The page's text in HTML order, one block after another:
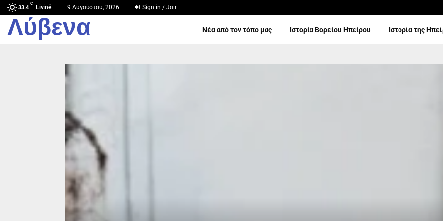
33.4
C
Livinë 9 Αυγούστου, 2026 Sign in / Join
Λύβενα Νέα από τον τόπο μας Ιστορία Βορείου Ηπείρου Ιστορία της